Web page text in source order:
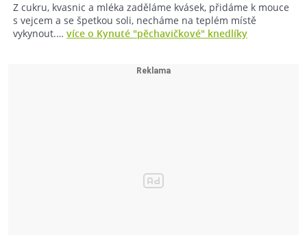
Z cukru, kvasnic a mléka zaděláme kvásek, přidáme k mouce
s vejcem a se špetkou soli, necháme na teplém místě
vykynout.… více o Kynuté "pěchavičkové" knedlíky